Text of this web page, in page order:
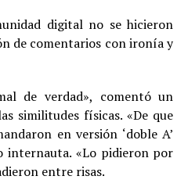
digital no se hicieron
de comentarios con ironía y
de verdad», comentó un
similitudes físicas. «De que
en versión ‘doble A’
internauta. «Lo pidieron por
entre risas.